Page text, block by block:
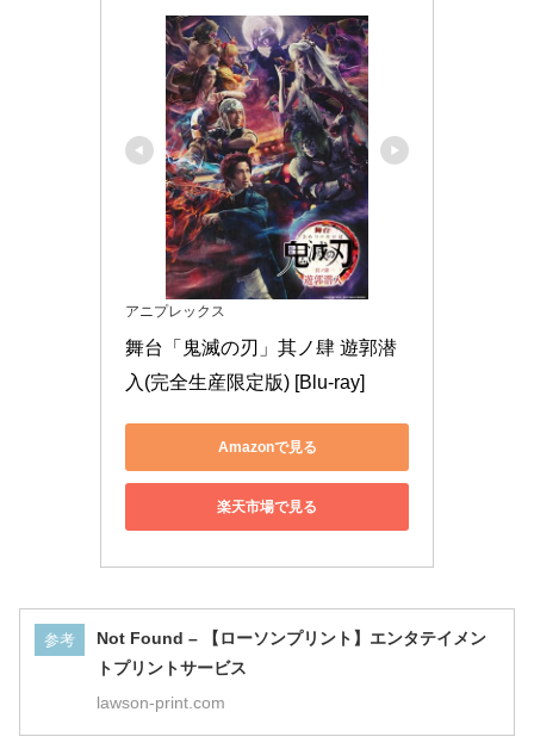
アニプレックス
舞台「鬼滅の刃」其ノ肆 遊郭潜
入(完全生産限定版) [Blu-ray]
Amazonで見る
楽天市場で見る
参考
Not Found – 【ローソンプリント】エンタテイメン
トプリントサービス
lawson-print.com